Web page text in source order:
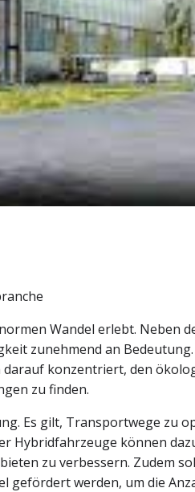
Wandel erlebt. Neben
zunehmend an
konzentriert, den
zu finden.
Es gilt, Transportwege zu
Hybridfahrzeuge können
zu verbessern. Zudem
werden, um die